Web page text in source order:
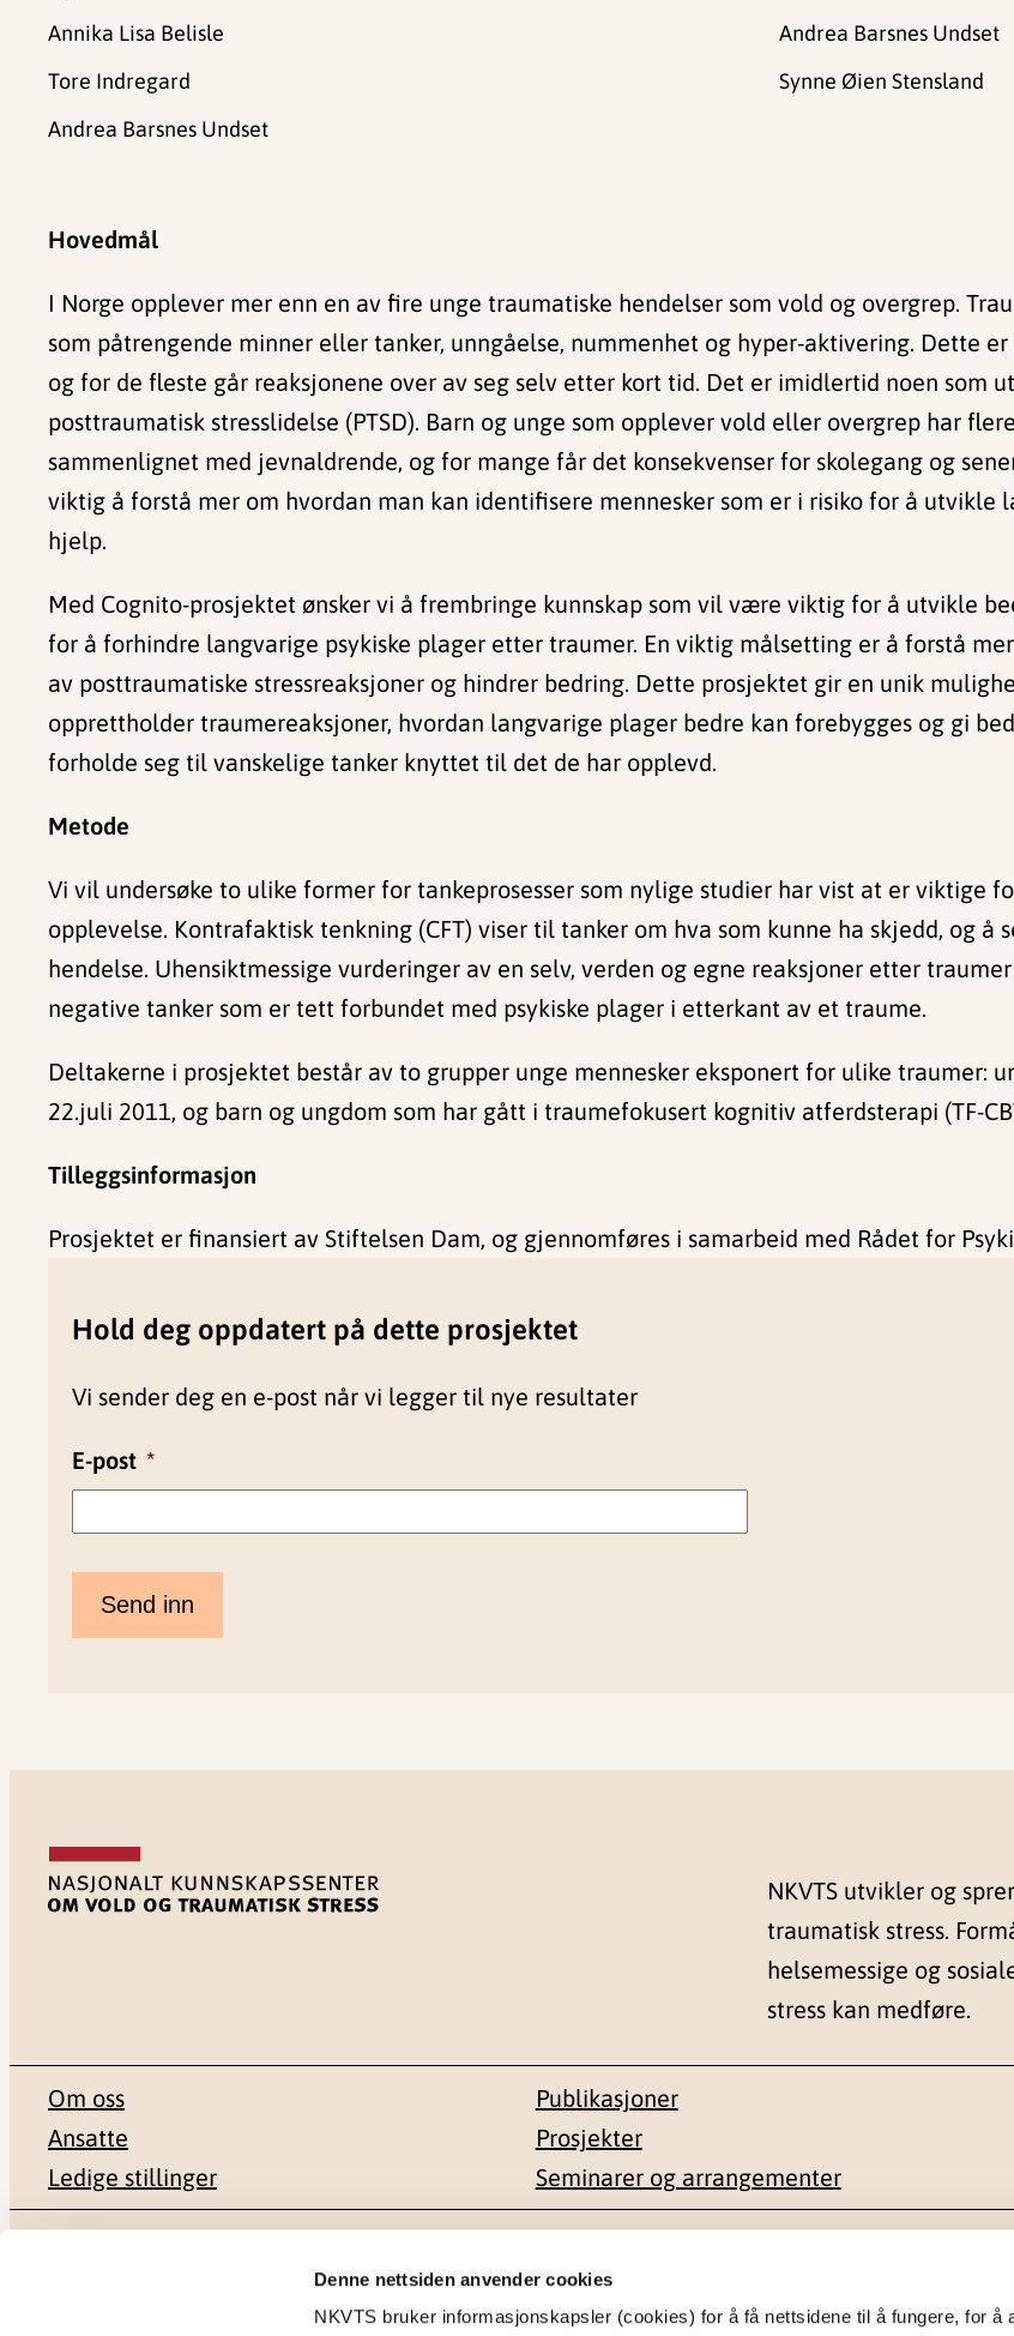
Denne nettsiden anvender cookies
NKVTS bruker informasjonskapsler (cookies) for å få nettsidene til å fungere, for å
Annika Lisa Belisle
Andrea Barsnes Undset
Tore Indregard
Synne Øien Stensland
Andrea Barsnes Undset
Hovedmål
I Norge opplever mer enn en av fire unge traumatiske hendelser som vold og overgrep.
som påtrengende minner eller tanker, unngåelse, nummenhet og hyper-aktivering. Dette
og for de fleste går reaksjonene over av seg selv etter kort tid. Det er imidlertid noen som
posttraumatisk stresslidelse (PTSD). Barn og unge som opplever vold eller overgrep har
sammenlignet med jevnaldrende, og for mange får det konsekvenser for skolegang og
viktig å forstå mer om hvordan man kan identifisere mennesker som er i risiko for å
hjelp.
Med Cognito-prosjektet ønsker vi å frembringe kunnskap som vil være viktig for å utvikle
for å forhindre langvarige psykiske plager etter traumer. En viktig målsetting er å forstå
av posttraumatiske stressreaksjoner og hindrer bedring. Dette prosjektet gir en unik
opprettholder traumereaksjoner, hvordan langvarige plager bedre kan forebygges og gi
forholde seg til vanskelige tanker knyttet til det de har opplevd.
Metode
Vi vil undersøke to ulike former for tankeprosesser som nylige studier har vist at er viktige
opplevelse. Kontrafaktisk tenkning (CFT) viser til tanker om hva som kunne ha skjedd, og
hendelse. Uhensiktmessige vurderinger av en selv, verden og egne reaksjoner etter
negative tanker som er tett forbundet med psykiske plager i etterkant av et traume.
Deltakerne i prosjektet består av to grupper unge mennesker eksponert for ulike traumer:
22.juli 2011, og barn og ungdom som har gått i traumefokusert kognitiv atferdsterapi (TF-
Tilleggsinformasjon
Prosjektet er finansiert av Stiftelsen Dam, og gjennomføres i samarbeid med Rådet for
Hold deg oppdatert på dette prosjektet
Vi sender deg en e-post når vi legger til nye resultater
E-post *
NKVTS utvikler og
traumatisk stress.
helsemessige og
stress kan medføre.
Om oss
Ansatte
Ledige stillinger
Publikasjoner
Prosjekter
Seminarer og arrangementer
Besøksadresse